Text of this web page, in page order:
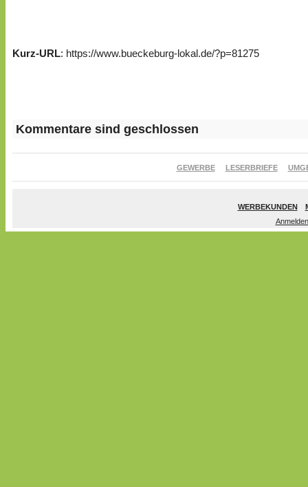
Kurz-URL: https://www.bueckeburg-lokal.de/?p=81275
Kommentare sind geschlossen
GEWERBE LESERBRIEFE
WERBEKUNDEN
Anmelden